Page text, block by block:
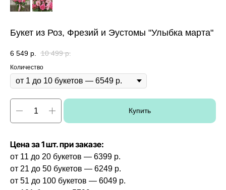
Букет из Роз, Фрезий и Эустомы "Улыбка марта"
6 549 р. 10 499 р.
Количество
Купить
Цена за 1 шт. при заказе:
от 11 до 20 букетов — 6399 р.
от 21 до 50 букетов — 6249 р.
от 51 до 100 букетов — 6049 р.